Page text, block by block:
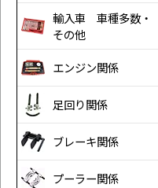
輸入車 車種多数・
その他
エンジン関係
足回り関係
ブレーキ関係
プーラー関係